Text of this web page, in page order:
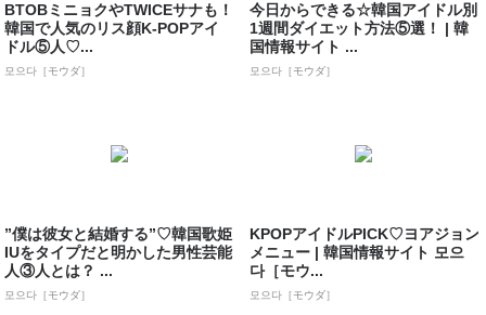
BTOBミニョクやTWICEサナも！
韓国で人気のリス顔K-POPアイ
ドル⑤人♡...
모으다［モウダ］
今日からできる☆韓国アイドル別
1週間ダイエット方法⑤選！ | 韓
国情報サイト ...
모으다［モウダ］
”僕は彼女と結婚する”♡韓国歌姫
IUをタイプだと明かした男性芸能
人③人とは？ ...
모으다［モウダ］
KPOPアイドルPICK♡ヨアジョン
メニュー | 韓国情報サイト 모으
다［モウ...
모으다［モウダ］